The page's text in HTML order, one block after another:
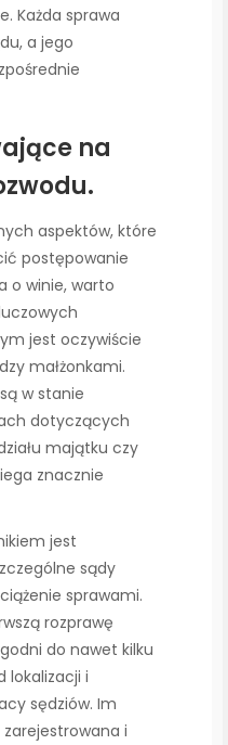
Każda sprawa
a jego
na
aspektów, które
postępowanie
o winie, warto
jest oczywiście
małżonkami.
w stanie
dotyczących
majątku czy
znacznie
jest
sądy
sprawami.
rozprawę
do nawet kilku
lokalizacji i
sędziów. Im
i